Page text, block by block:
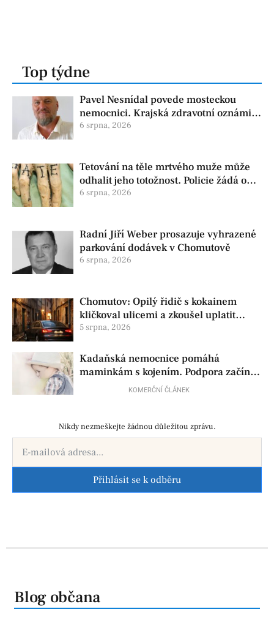
Top týdne
Pavel Nesnídal povede mosteckou
nemocnici. Krajská zdravotní oznámila
změnu ve vedení
6 srpna, 2026
Tetování na těle mrtvého muže může
odhalit jeho totožnost. Policie žádá o
pomoc
6 srpna, 2026
Radní Jiří Weber prosazuje vyhrazené
parkování dodávek v Chomutově
6 srpna, 2026
Chomutov: Opilý řidič s kokainem
kličkoval ulicemi a zkoušel uplatit
policisty
5 srpna, 2026
Kadaňská nemocnice pomáhá
maminkám s kojením. Podpora začíná
už před porodemKOMERČNÍ ČLÁNEK
Nikdy nezmeškejte žádnou důležitou zprávu.
Přihlásit se k odběru
Blog občana